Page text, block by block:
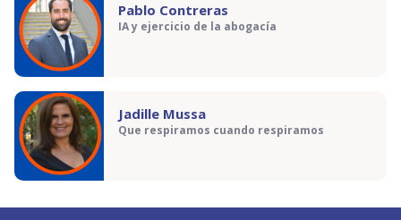
Pablo Contreras
IA y ejercicio de la abogacía
Jadille Mussa
Que respiramos cuando respiramos